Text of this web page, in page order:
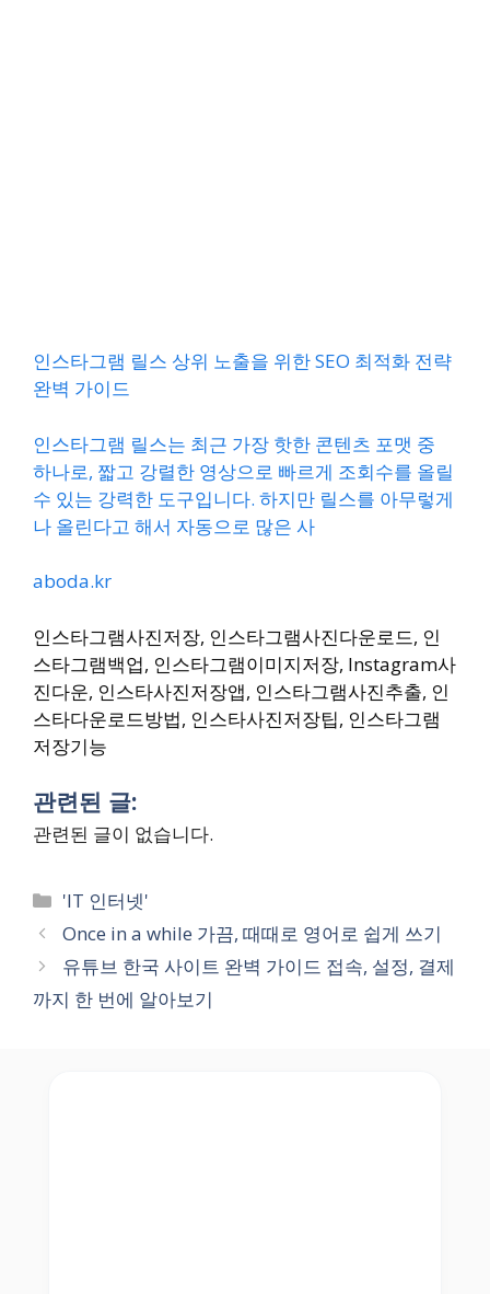
인스타그램 릴스 상위 노출을 위한 SEO 최적화 전략
완벽 가이드
인스타그램 릴스는 최근 가장 핫한 콘텐츠 포맷 중
하나로, 짧고 강렬한 영상으로 빠르게 조회수를 올릴
수 있는 강력한 도구입니다. 하지만 릴스를 아무렇게
나 올린다고 해서 자동으로 많은 사
aboda.kr
인스타그램사진저장, 인스타그램사진다운로드, 인
스타그램백업, 인스타그램이미지저장, Instagram사
진다운, 인스타사진저장앱, 인스타그램사진추출, 인
스타다운로드방법, 인스타사진저장팁, 인스타그램
저장기능
관련된 글:
관련된 글이 없습니다.
Categories
'IT 인터넷'
Once in a while 가끔, 때때로 영어로 쉽게 쓰기
유튜브 한국 사이트 완벽 가이드 접속, 설정, 결제
까지 한 번에 알아보기